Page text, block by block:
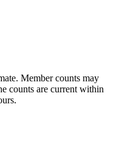
Member counts may
counts are current within